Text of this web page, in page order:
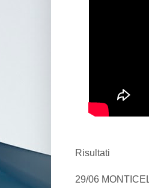
Risultati
29/06